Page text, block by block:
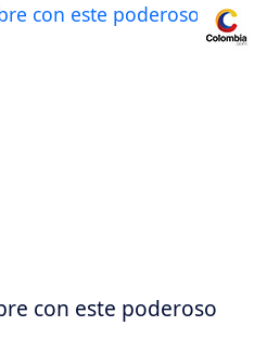
con este poderoso